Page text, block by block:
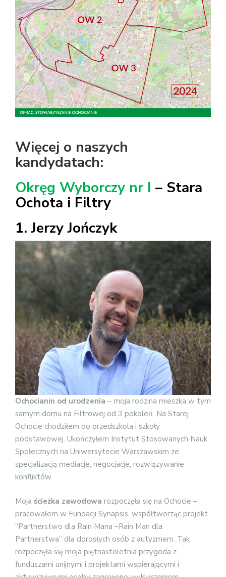
Więcej o naszych
kandydatach:
Okręg Wyborczy nr I – Stara
Ochota i Filtry
1. Jerzy Jończyk
Ochocianin od urodzenia – moja rodzina mieszka w tym
samym domu na Filtrowej od 3 pokoleń. Na Starej
Ochocie chodziłem do przedszkola i szkoły
podstawowej. Ukończyłem Instytut Stosowanych Nauk
Społecznych na Uniwersytecie Warszawskim ze
specjalizacją mediacje, negocjacje, rozwiązywanie
konfliktów.
Moja ścieżka zawodowa rozpoczęła się na Ochocie –
pracowałem w Fundacji Synapsis, współtworząc projekt
“Partnerstwo dla Rain Mana –Rain Man dla
Partnerstwa” dla dorosłych osób z autyzmem. Tak
rozpoczęła się moja piętnastoletnia przygoda z
funduszami unijnymi i projektami wspierającymi i